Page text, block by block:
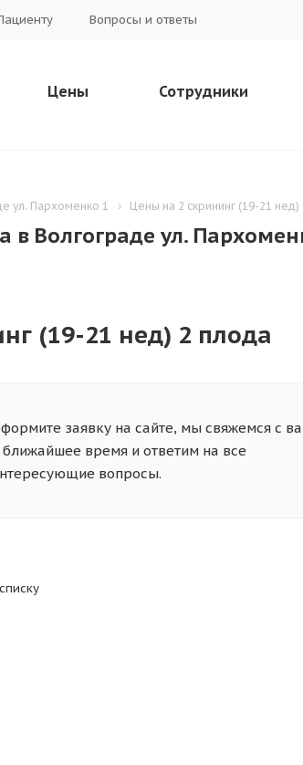
Вопросы и ответы
Цены Сотрудники
ул. Пархоменко 1 Цены на 2 скрининг (19-21
Волгограде ул.
(19-21 нед) 2 плода
заявку на сайте, мы свяжемся с
ближайшее время и ответим на все
вопросы.